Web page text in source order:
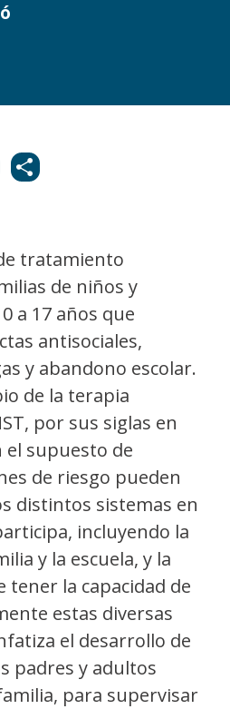
tratamiento
de niños y
a 17 años que
antisociales,
y abandono escolar.
de la terapia
por sus siglas en
el supuesto de
de riesgo pueden
distintos sistemas en
incluyendo la
y la escuela, y la
tener la capacidad de
estas diversas
el desarrollo de
padres y adultos
para supervisar